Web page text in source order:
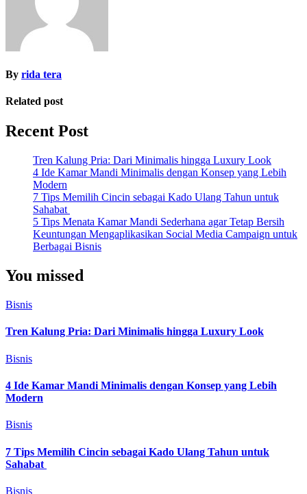
By rida tera
Related post
Recent Post
Tren Kalung Pria: Dari Minimalis hingga Luxury Look
4 Ide Kamar Mandi Minimalis dengan Konsep yang Lebih
Modern
7 Tips Memilih Cincin sebagai Kado Ulang Tahun untuk
Sahabat
5 Tips Menata Kamar Mandi Sederhana agar Tetap Bersih
Keuntungan Mengaplikasikan Social Media Campaign untuk
Berbagai Bisnis
You missed
Bisnis
Tren Kalung Pria: Dari Minimalis hingga Luxury Look
Bisnis
4 Ide Kamar Mandi Minimalis dengan Konsep yang Lebih
Modern
Bisnis
7 Tips Memilih Cincin sebagai Kado Ulang Tahun untuk
Sahabat
Bisnis